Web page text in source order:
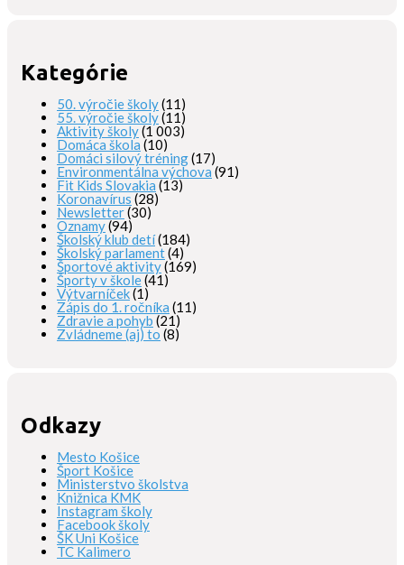
Kategórie
50. výročie školy(11)
55. výročie školy(11)
Aktivity školy(1 003)
Domáca škola (10)
Domáci silový tréning(17)
Environmentálna výchova (91)
Fit Kids Slovakia (13)
Koronavírus (28)
Newsletter(30)
Oznamy(94)
Školský klub detí(184)
Školský parlament(4)
Športové aktivity(169)
Športy v škole(41)
Výtvarníček(1)
Zápis do 1. ročníka (11)
Zdravie a pohyb (21)
Zvládneme (aj) to (8)
Odkazy
Mesto Košice
Šport Košice
Ministerstvo školstva
Knižnica KMK
Instagram školy
Facebook školy
ŠK Uni Košice
TC Kalimero